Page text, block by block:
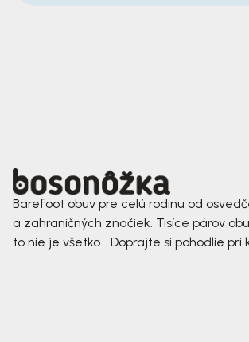
Barefoot obuv pre celú rodinu od
a zahraničných značiek. Tisíce párov
to nie je všetko... Doprajte si pohodlie pri